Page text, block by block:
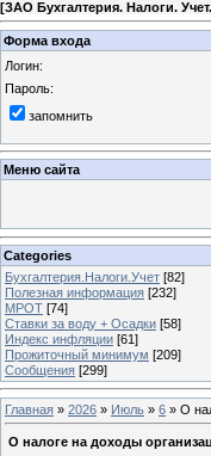
[ЗАО Бухгалтерия. Налоги. Учет.
Форма входа
Логин:
Пароль:
запомнить
Меню сайта
Categories
Бухгалтерия.Налоги.Учет [82]
Полезная информация [232]
МРОТ [74]
Ставки за воду + Осадки [58]
Индекс инфляции [61]
Прожиточный минимум [209]
Сообщения [299]
Главная » 2026 » Июль » 6 » О
О налоге на доходы